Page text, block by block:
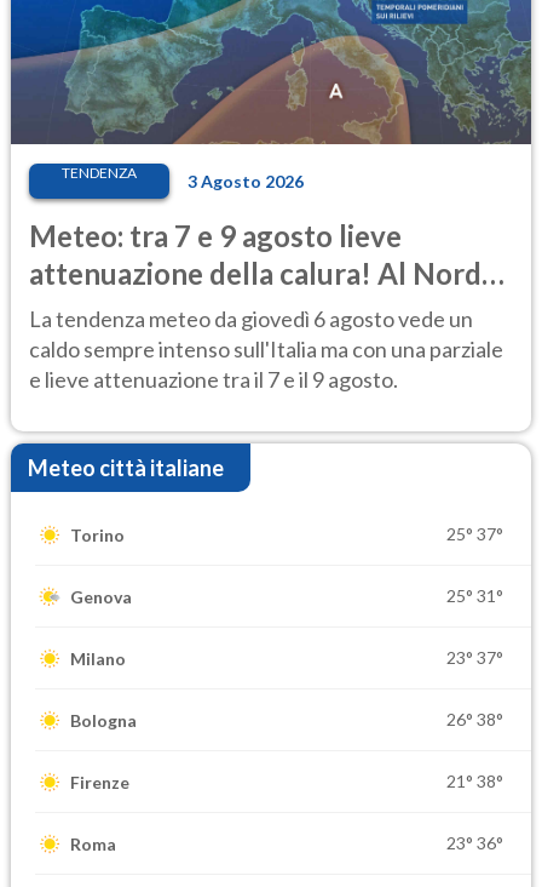
TENDENZA 3 Agosto 2026
Meteo: tra 7 e 9 agosto lieve
attenuazione della calura! Al Nord
rischio temporali
La tendenza meteo da giovedì 6 agosto vede un
caldo sempre intenso sull'Italia ma con una parziale
e lieve attenuazione tra il 7 e il 9 agosto.
Meteo città italiane
Torino 25° 37°
Genova 25° 31°
Milano 23° 37°
Bologna 26° 38°
Firenze 21° 38°
Roma 23° 36°